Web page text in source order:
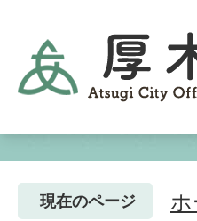
現在のページ ホ